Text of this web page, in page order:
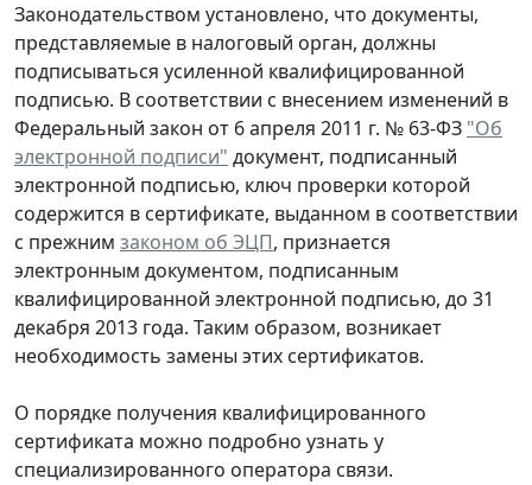
Законодательством установлено, что документы,
представляемые в налоговый орган, должны
подписываться усиленной квалифицированной
подписью. В соответствии с внесением изменений в
Федеральный закон от 6 апреля 2011 г. № 63-ФЗ "Об
электронной подписи" документ, подписанный
электронной подписью, ключ проверки которой
содержится в сертификате, выданном в соответствии
с прежним законом об ЭЦП, признается
электронным документом, подписанным
квалифицированной электронной подписью, до 31
декабря 2013 года. Таким образом, возникает
необходимость замены этих сертификатов.
О порядке получения квалифицированного
сертификата можно подробно узнать у
специализированного оператора связи.